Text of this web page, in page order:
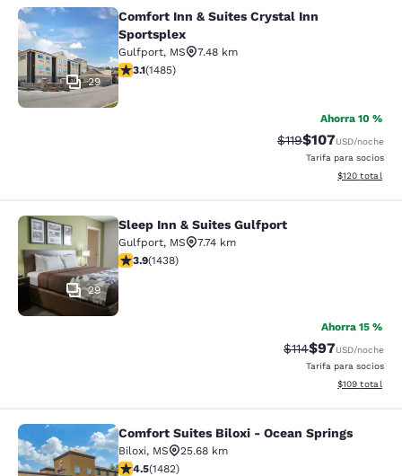
Comfort Inn & Suites Crystal Inn
29
Comfort Inn & Suites Crystal Inn
Sportsplex
Gulfport, MS
7.48 km
calificación de 3.15 estrellas. Bueno. 1485 reseñas
3.1(1485)
Ahorra 10 %
Precio tachado:
$119Precio con
$107USD/noche
Tarifa para socios
Ver detalles
$120 total
Sleep Inn & Suites Gulfport
29
Sleep Inn & Suites Gulfport
Gulfport, MS
7.74 km
calificación de 3.85 estrellas. Bueno. 1438 reseñas
3.9(1438)
Ahorra 15 %
Precio tachado:
$114Precio con
$97USD/noche
Tarifa para socios
Ver detalles
$109 total
Comfort Suites Biloxi - Ocean
Comfort Suites Biloxi - Ocean Springs
Biloxi, MS
25.68 km
calificación de 4.45 estrellas. Excelente. 1482 reseñas
4.5(1482)